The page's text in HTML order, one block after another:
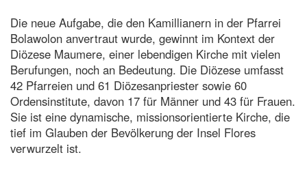
Die neue Aufgabe, die den Kamillianern in der Pfarrei
Bolawolon anvertraut wurde, gewinnt im Kontext der
Diözese Maumere, einer lebendigen Kirche mit vielen
Berufungen, noch an Bedeutung. Die Diözese umfasst
42 Pfarreien und 61 Diözesanpriester sowie 60
Ordensinstitute, davon 17 für Männer und 43 für Frauen.
Sie ist eine dynamische, missionsorientierte Kirche, die
tief im Glauben der Bevölkerung der Insel Flores
verwurzelt ist.